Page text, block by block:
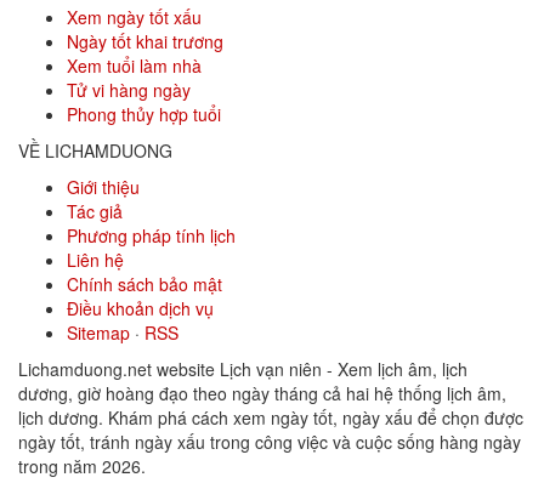
Xem ngày tốt xấu
Ngày tốt khai trương
Xem tuổi làm nhà
Tử vi hàng ngày
Phong thủy hợp tuổi
VỀ LICHAMDUONG
Giới thiệu
Tác giả
Phương pháp tính lịch
Liên hệ
Chính sách bảo mật
Điều khoản dịch vụ
Sitemap · RSS
Lichamduong.net website Lịch vạn niên - Xem lịch âm, lịch
dương, giờ hoàng đạo theo ngày tháng cả hai hệ thống lịch âm,
lịch dương. Khám phá cách xem ngày tốt, ngày xấu để chọn được
ngày tốt, tránh ngày xấu trong công việc và cuộc sống hàng ngày
trong năm 2026.